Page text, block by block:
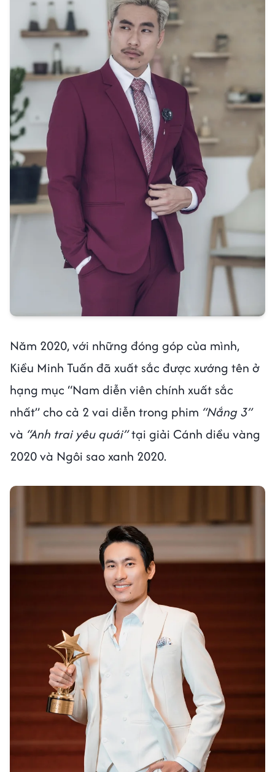
Năm 2020, với những đóng góp của mình,
Kiều Minh Tuấn đã xuất sắc được xướng tên ở
hạng mục “Nam diễn viên chính xuất sắc
nhất” cho cả 2 vai diễn trong phim “Nắng 3”
và “Anh trai yêu quái”tại giải Cánh diều vàng
2020 và Ngôi sao xanh 2020.